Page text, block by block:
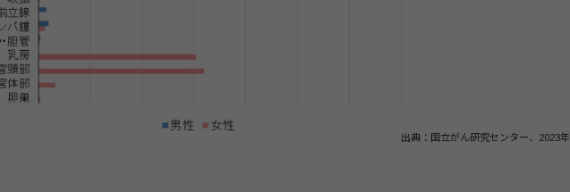
出典：国立がん研究センター、2023年